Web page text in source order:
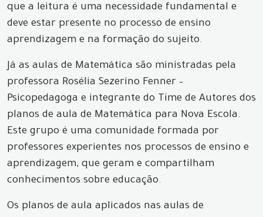
que a leitura é uma necessidade fundamental e
deve estar presente no processo de ensino
aprendizagem e na formação do sujeito.
Já as aulas de Matemática são ministradas pela
professora Rosélia Sezerino Fenner –
Psicopedagoga e integrante do Time de Autores dos
planos de aula de Matemática para Nova Escola.
Este grupo é uma comunidade formada por
professores experientes nos processos de ensino e
aprendizagem, que geram e compartilham
conhecimentos sobre educação.
Os planos de aula aplicados nas aulas de